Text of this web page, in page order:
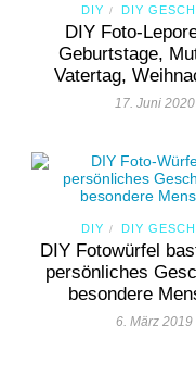
DIY / DIY
DIY Foto-
Geburtstage,
Vatertag,
17. Juni 2020
DIY / DIY
DIY Fotowürfel
persönliches
besondere
6. März 2019